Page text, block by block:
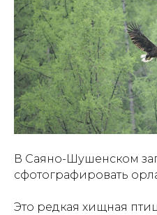
В Саяно-Шушенском
сфотографировать
Это редкая хищная